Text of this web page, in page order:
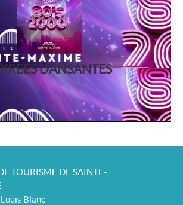
DANSANTES
TOURISME DE SAINTE-
Blanc